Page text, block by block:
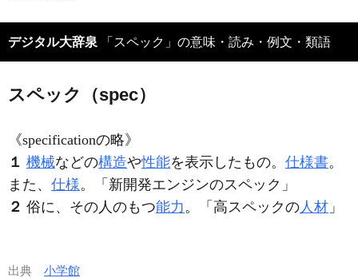
デジタル大辞泉 「スペック」の意味・読み・例文・類語
スペック（spec）
《specificationの略》
１ 機械などの構造や性能を表示したもの。 仕様書。
また、 仕様。「新開発エンジンのスペック 」
２ 俗に、その人のもつ能力。「高スペックの人材 」
出典 小学館